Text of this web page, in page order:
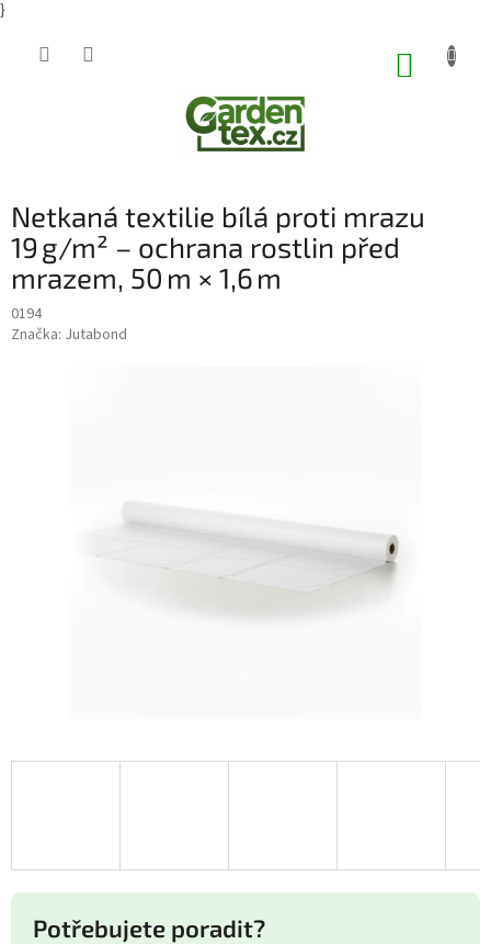
}
Netkaná textilie bílá proti mrazu
19 g/m² – ochrana rostlin před
mrazem, 50 m × 1,6 m
0194
Značka: Jutabond
Potřebujete poradit?